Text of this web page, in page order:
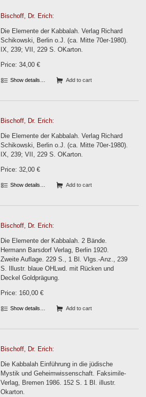
Bischoff, Dr. Erich:
Die Elemente der Kabbalah. Verlag Richard
Schikowski, Berlin o.J. (ca. Mitte 70er-1980).
IX, 239; VII, 229 S. OKarton.
Price: 34,00 €
Show details… Add to cart
Bischoff, Dr. Erich:
Die Elemente der Kabbalah. Verlag Richard
Schikowski, Berlin o.J. (ca. Mitte 70er-1980).
IX, 239; VII, 229 S. OKarton.
Price: 32,00 €
Show details… Add to cart
Bischoff, Dr. Erich:
Die Elemente der Kabbalah. 2 Bände.
Hermann Barsdorf Verlag, Berlin 1920.
Zweite Auflage. 229 S., 1 Bl. Vlgs.-Anz., 239
S. Illustr. blaue OHLwd. mit Rücken und
Deckel Goldprägung.
Price: 160,00 €
Show details… Add to cart
Bischoff, Dr. Erich:
Die Kabbalah Einführung in die jüdische
Mystik und Geheimwissenschaft. Faksimile-
Verlag, Bremen 1986. 152 S. 1 Bl. illustr.
Okarton.